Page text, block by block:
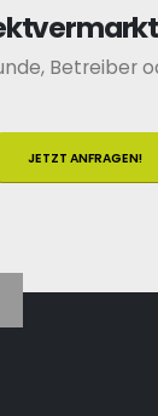
Betreiber
JETZT ANFRAGEN!